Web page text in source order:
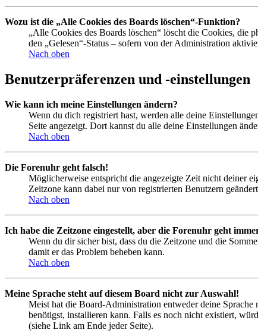
Wozu ist die „Alle Cookies des Boards löschen“-Funktion?
„Alle Cookies des Boards löschen“ löscht die Cookies, die
den „Gelesen“-Status – sofern von der Administration
Nach oben
Benutzerpräferenzen und -einstellungen
Wie kann ich meine Einstellungen ändern?
Wenn du dich registriert hast, werden alle deine
Seite angezeigt. Dort kannst du alle deine Einstellungen
Nach oben
Die Forenuhr geht falsch!
Möglicherweise entspricht die angezeigte Zeit nicht deiner
Zeitzone kann dabei nur von registrierten Benutzern
Nach oben
Ich habe die Zeitzone eingestellt, aber die Forenuhr geht
Wenn du dir sicher bist, dass du die Zeitzone und die
damit er das Problem beheben kann.
Nach oben
Meine Sprache steht auf diesem Board nicht zur Auswahl!
Meist hat die Board-Administration entweder deine Sprache
benötigst, installieren kann. Falls es noch nicht existiert,
(siehe Link am Ende jeder Seite).